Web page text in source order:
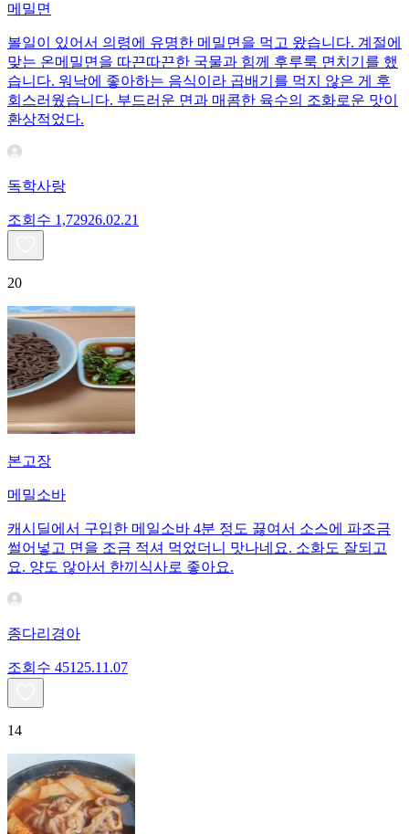
메밀면
볼일이 있어서 의령에 유명한 메밀면을 먹고 왔습니다. 계절에
맞는 온메밀면을 따끈따끈한 국물과 힘께 후루룩 면치기를 했
습니다. 워낙에 좋아하는 음식이라 곱배기를 먹지 않은 게 후
회스러웠습니다. 부드러운 면과 매콤한 육수의 조화로운 맛이
환상적었다.
독학사랑
조회수 1,72926.02.21
20
본고장
메밀소바
캐시딜에서 구입한 메일소바 4분 정도 끓여서 소스에 파조금
썰어넣고 면을 조금 적셔 먹었더니 맛나네요. 소화도 잘되고
요. 양도 않아서 한끼식사로 좋아요.
종다리경아
조회수 451 25.11.07
14